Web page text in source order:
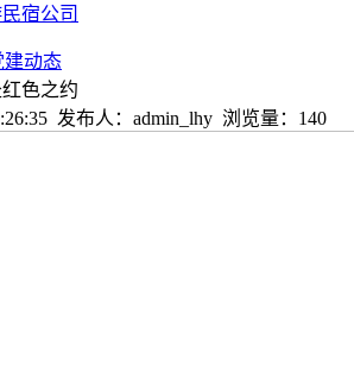
宿公司
建动态
色之约
发布人：admin_lhy 浏览量： 140